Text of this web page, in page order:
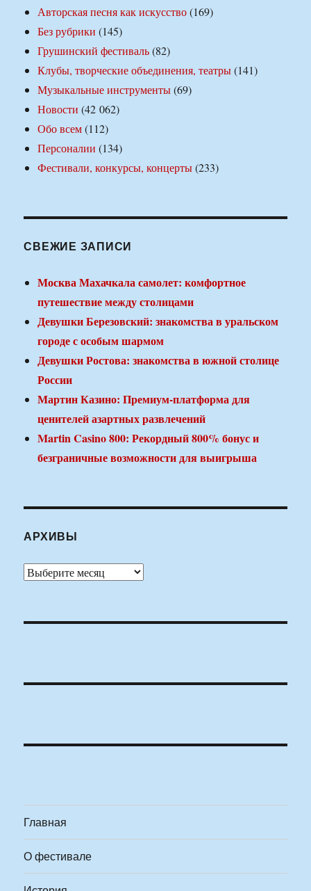
Авторская песня как искусство(169)
Без рубрики (145)
Грушинский фестиваль(82)
Клубы, творческие объединения, театры(141)
Музыкальные инструменты(69)
Новости (42 062)
Обо всем(112)
Персоналии (134)
Фестивали, конкурсы, концерты(233)
СВЕЖИЕ ЗАПИСИ
Москва Махачкала самолет: комфортное
путешествие между столицами
Девушки Березовский: знакомства в уральском
городе с особым шармом
Девушки Ростова: знакомства в южной столице
России
Мартин Казино: Премиум-платформа для
ценителей азартных развлечений
Martin Casino 800: Рекордный 800% бонус и
безграничные возможности для выигрыша
АРХИВЫ
Архивы
Главная
О фестивале